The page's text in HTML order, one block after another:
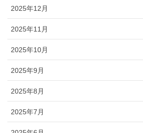
2025年12月
2025年11月
2025年10月
2025年9月
2025年8月
2025年7月